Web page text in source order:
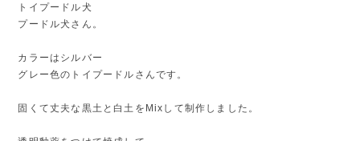
トイプードル犬
プードル犬さん。
カラーはシルバー
グレー色のトイプードルさんです。
固くて丈夫な黒土と白土をMixして制作しました。